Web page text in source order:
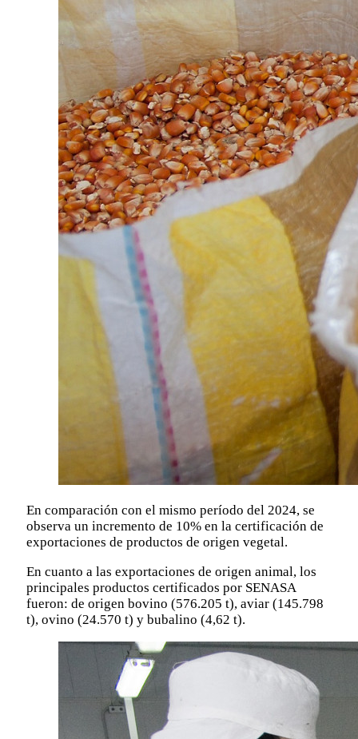
En comparación con el mismo período del 2024, se
observa un incremento de 10% en la certificación de
exportaciones de productos de origen vegetal.
En cuanto a las exportaciones de origen animal, los
principales productos certificados por SENASA
fueron: de origen bovino (576.205 t), aviar (145.798
t), ovino (24.570 t) y bubalino (4,62 t).